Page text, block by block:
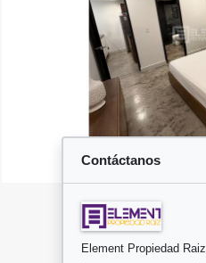
Contáctanos
Element Propiedad Raiz